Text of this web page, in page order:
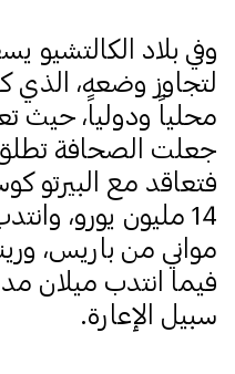
وفي بلاد الكالتشيو
لتجاوز وضعه، الذي
جعلت الصحافة
فتعاقد مع البيرتو
14 مليون يورو،
مواني من باريس،
فيما انتدب ميلان
سبيل الإعارة.